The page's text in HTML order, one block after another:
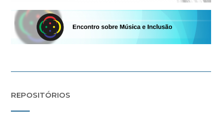
REPOSITÓRIOS